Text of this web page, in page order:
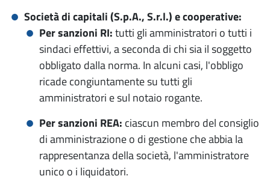
Società di capitali (S.p.A., S.r.l.) e cooperative:
Per sanzioni RI:tutti gli amministratori o tutti i
sindaci effettivi, a seconda di chi sia il soggetto
obbligato dalla norma. In alcuni casi, l'obbligo
ricade congiuntamente su tutti gli
amministratori e sul notaio rogante.
Per sanzioni REA: ciascun membro del consiglio
di amministrazione o di gestione che abbia la
rappresentanza della società, l'amministratore
unico o i liquidatori.